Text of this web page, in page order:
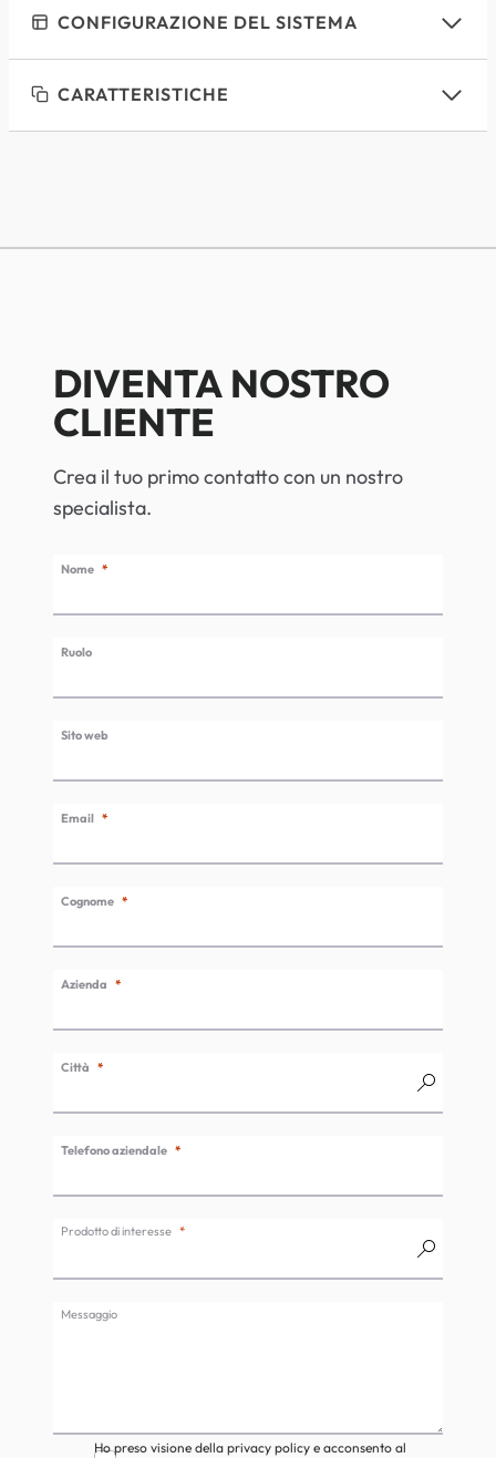
CONFIGURAZIONE DEL SISTEMA
CARATTERISTICHE
DIVENTA NOSTRO
CLIENTE
Crea il tuo primo contatto con un nostro
specialista.
Nome
Ruolo
Sito web
Email
Cognome
Azienda
Città
Telefono aziendale
Prodotto di interesse
Messaggio
Ho preso visione della privacy policy e acconsento al